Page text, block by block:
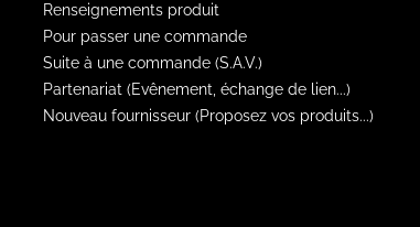
Renseignements produit
Pour passer une commande
Suite à une commande (S.A.V.)
Partenariat (Evênement, échange de lien...)
Nouveau fournisseur (Proposez vos produits...)